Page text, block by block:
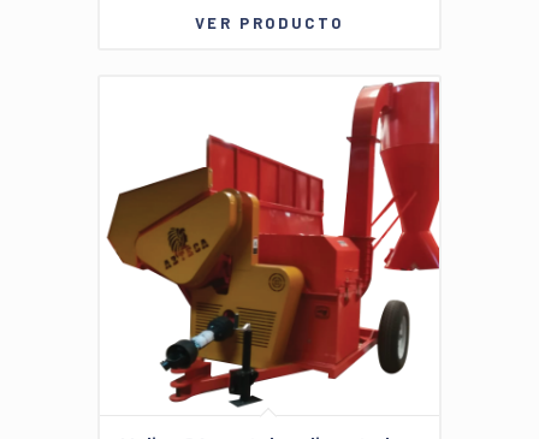
VER PRODUCTO